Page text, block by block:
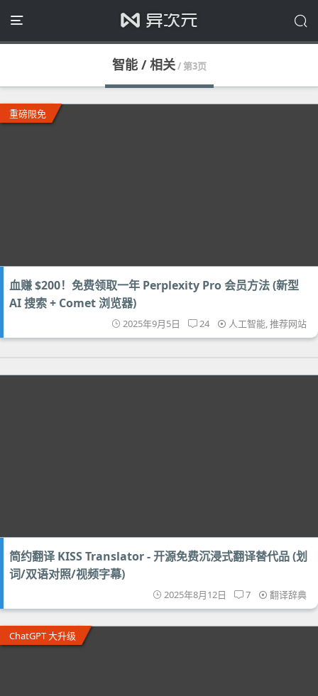
智能 / 相关/ 第3页
重磅限免
血赚 $200！免费领取一年 Perplexity Pro 会员方法 (新型
AI 搜索 + Comet 浏览器)
2025年9月5日 24 人工智能,推荐网站
简约翻译 KISS Translator - 开源免费沉浸式翻译替代品 (划
词/双语对照/视频字幕)
2025年8月12日 7 翻译辞典
ChatGPT 大升级